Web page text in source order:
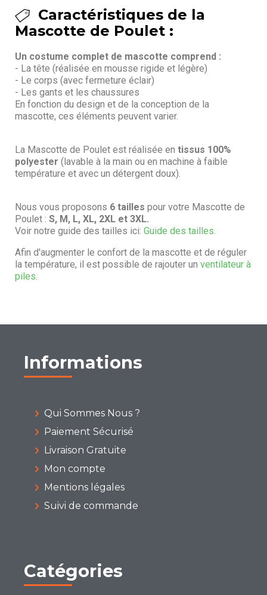
Caractéristiques de la
Mascotte de Poulet :
Un costume complet de mascotte comprend :
- La tête (réalisée en mousse rigide et légère)
- Le corps (avec fermeture éclair)
- Les gants et les chaussures
En fonction du design et de la conception de la
mascotte, ces éléments peuvent varier.
La Mascotte de Poulet est réalisée en tissus 100%
polyester (lavable à la main ou en machine à faible
température et avec un détergent doux).
Nous vous proposons 6 tailles pour votre Mascotte de
Poulet : S, M, L, XL, 2XL et 3XL.
Voir notre guide des tailles ici: Guide des tailles.
Afin d'augmenter le confort de la mascotte et de réguler
la température, il est possible de rajouter un ventilateur à
piles.
Informations
Qui Sommes Nous ?
Paiement Sécurisé
Livraison Gratuite
Mon compte
Mentions légales
Suivi de commande
Catégories